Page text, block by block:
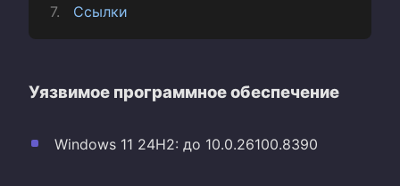
Ссылки
Уязвимое программное обеспечение
Windows 11 24H2: до 10.0.26100.8390